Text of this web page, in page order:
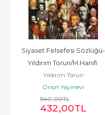
Siyaset Felsefesi Sözlüğü-
Yıldırım Torun/M.Hanifi
Macit
Yıldırım Torun
Orion Yayınevi
540,00TL
432,00TL